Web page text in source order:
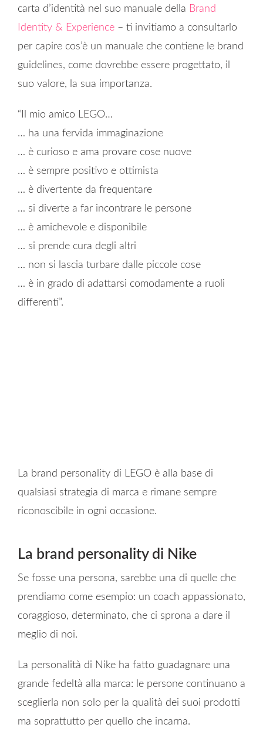
carta d’identità nel suo manuale della Brand
Identity & Experience – ti invitiamo a consultarlo
per capire cos’è un manuale che contiene le brand
guidelines, come dovrebbe essere progettato, il
suo valore, la sua importanza.
“Il mio amico LEGO…
… ha una fervida immaginazione
… è curioso e ama provare cose nuove
… è sempre positivo e ottimista
… è divertente da frequentare
… si diverte a far incontrare le persone
… è amichevole e disponibile
… si prende cura degli altri
… non si lascia turbare dalle piccole cose
… è in grado di adattarsi comodamente a ruoli
differenti”.
La brand personality di LEGO è alla base di
qualsiasi strategia di marca e rimane sempre
riconoscibile in ogni occasione.
La brand personality di Nike
Se fosse una persona, sarebbe una di quelle che
prendiamo come esempio: un coach appassionato,
coraggioso, determinato, che ci sprona a dare il
meglio di noi.
La personalità di Nike ha fatto guadagnare una
grande fedeltà alla marca: le persone continuano a
sceglierla non solo per la qualità dei suoi prodotti
ma soprattutto per quello che incarna.